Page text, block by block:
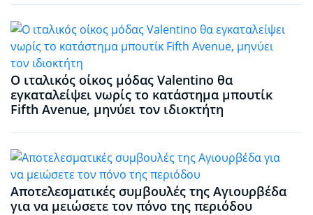
Ο ιταλικός οίκος μόδας Valentino θα
εγκαταλείψει νωρίς το κατάστημα μπουτίκ
Fifth Avenue, μηνύει τον ιδιοκτήτη
Αποτελεσματικές συμβουλές της Αγιουρβέδα
για να μειώσετε τον πόνο της περιόδου